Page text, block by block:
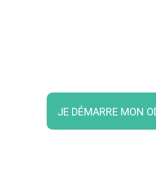
JE DÉMARRE MON